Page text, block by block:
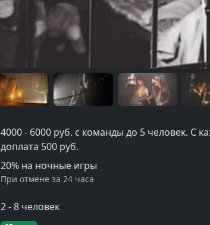
4000 - 6000 руб. с команды до 5 человек. С
доплата 500 руб.
20% на ночные игры
При отмене за 24 часа
2-8человек